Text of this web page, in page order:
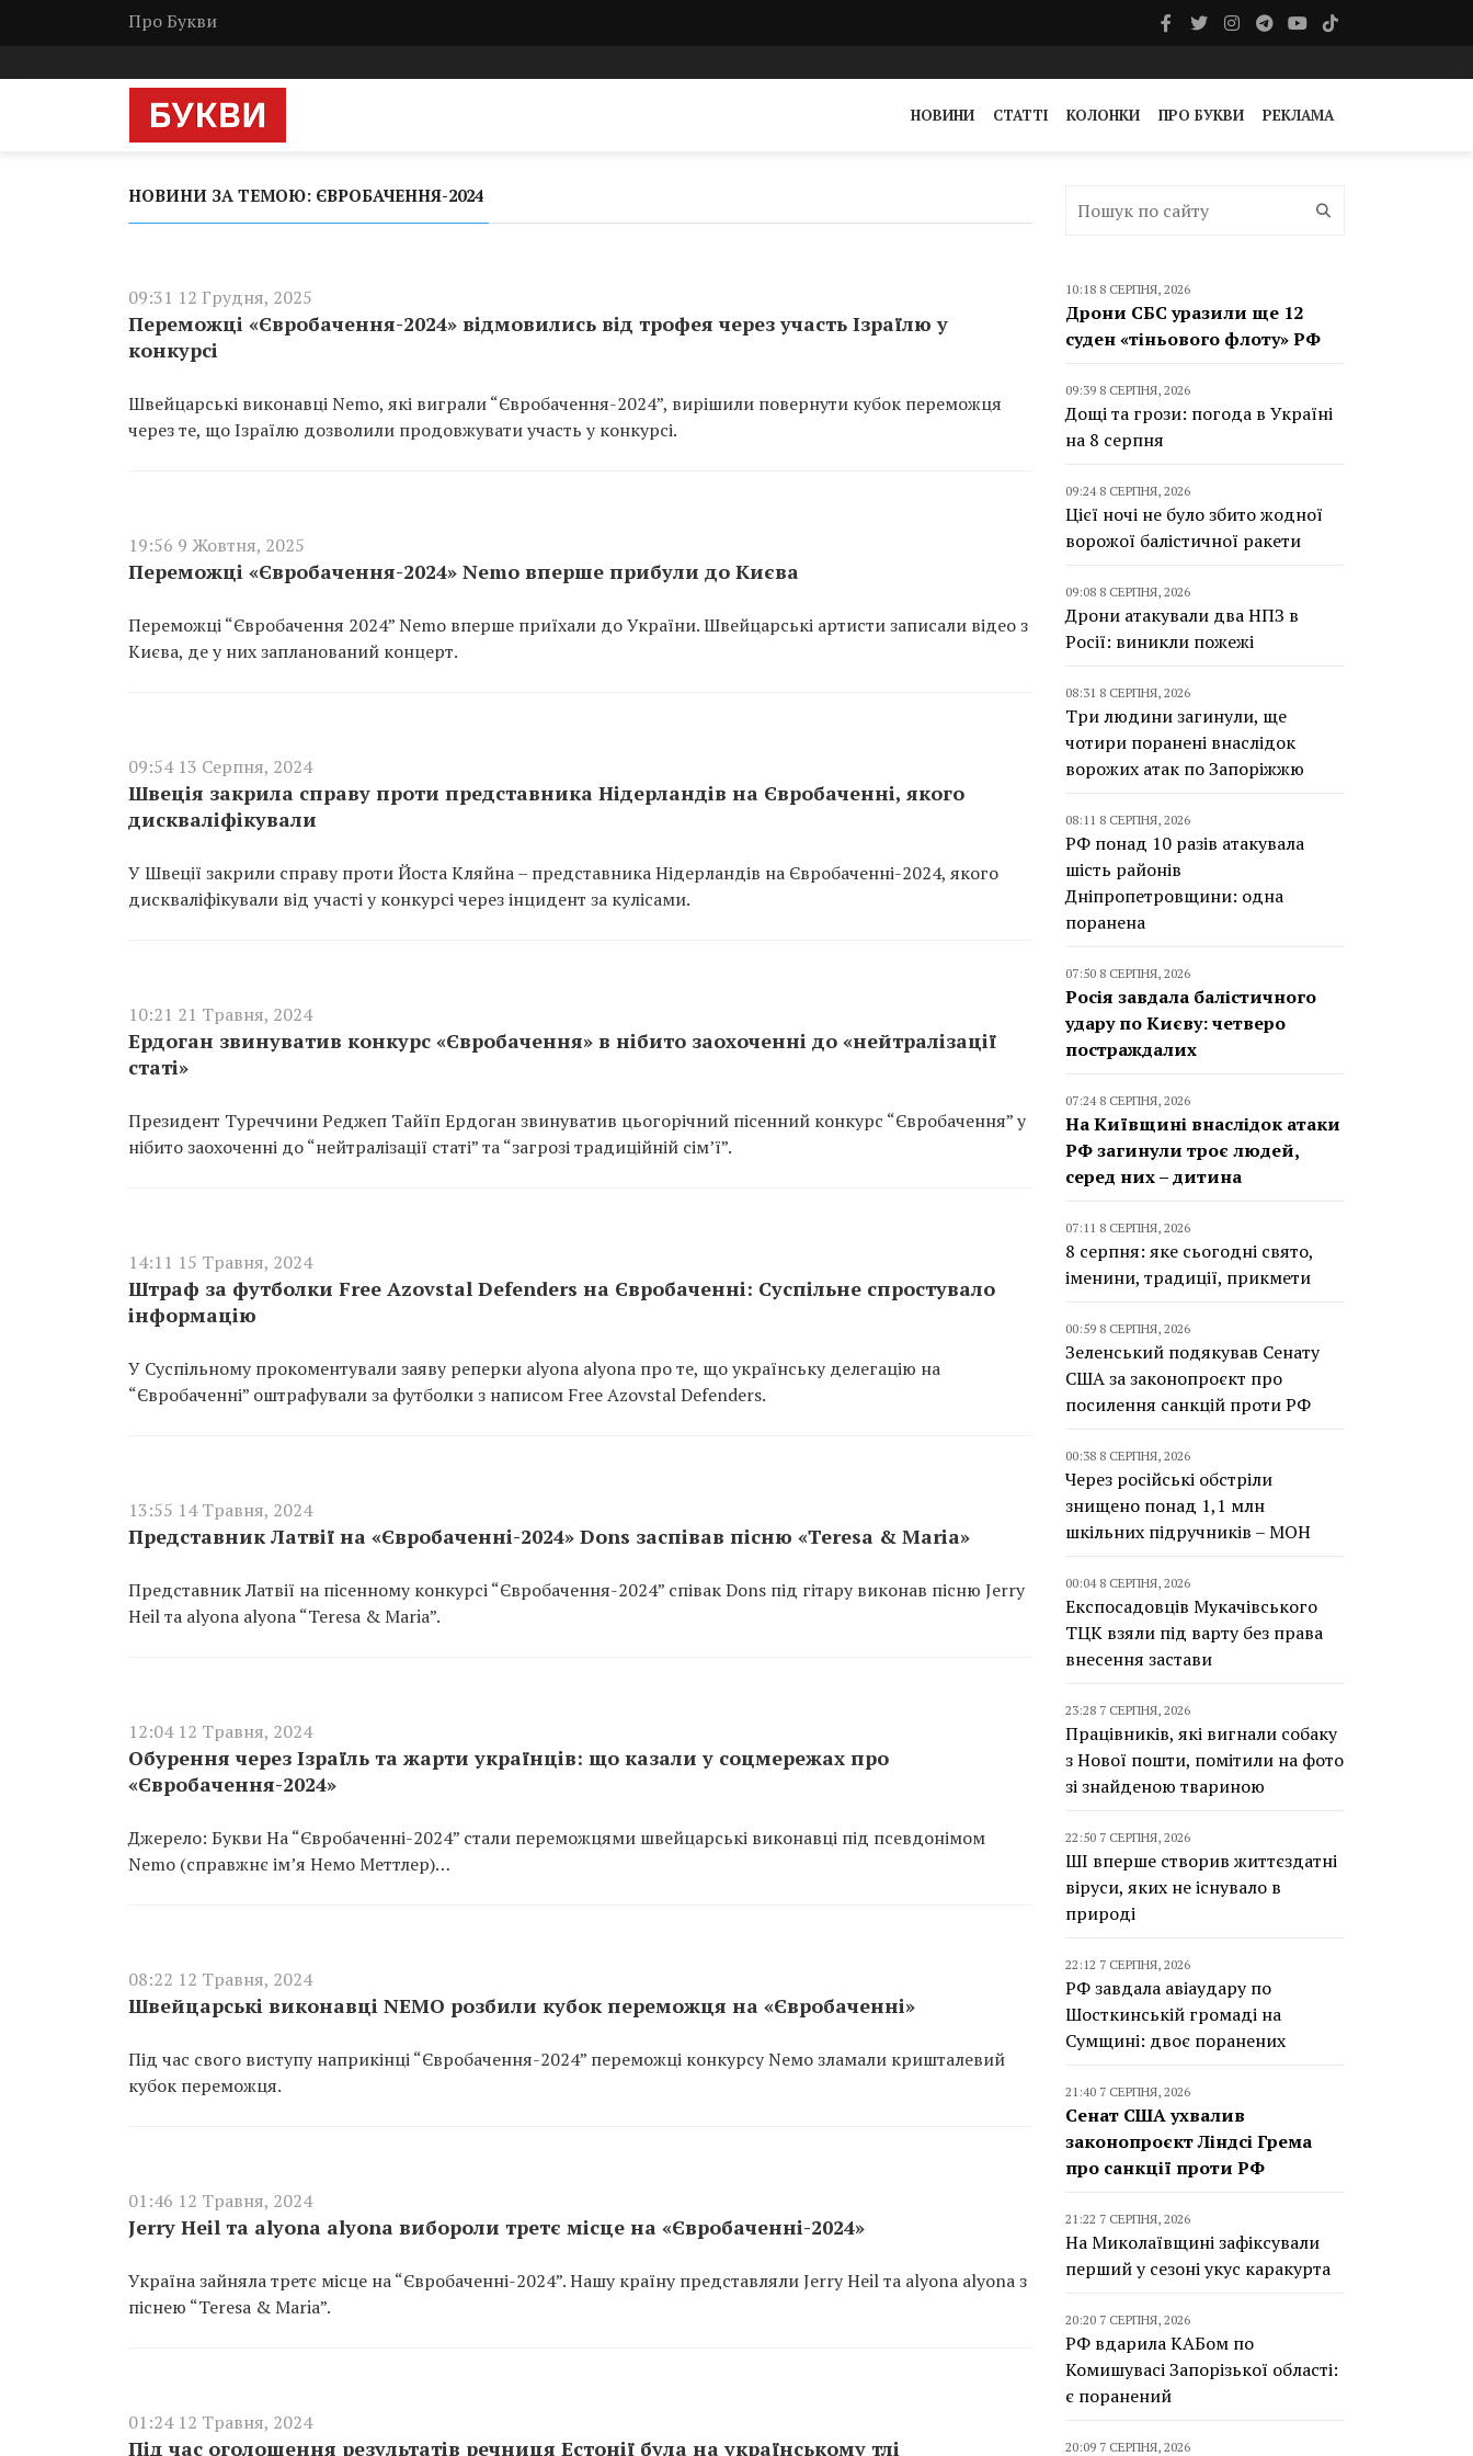
Про Букви
НОВИНИ СТАТТІ КОЛОНКИ ПРО БУКВИ РЕКЛАМА
НОВИНИ ЗА ТЕМОЮ: ЄВРОБАЧЕННЯ-2024
09:31 12 Грудня, 2025
Переможці «Євробачення-2024» відмовились від трофея через участь Ізраїлю у
конкурсі
Швейцарські виконавці Nemo, які виграли “Євробачення-2024”, вирішили повернути кубок переможця
через те, що Ізраїлю дозволили продовжувати участь у конкурсі.
19:56 9 Жовтня, 2025
Переможці «Євробачення-2024» Nemo вперше прибули до Києва
Переможці “Євробачення 2024” Nemo вперше приїхали до України. Швейцарські артисти записали відео з
Києва, де у них запланований концерт.
09:54 13 Серпня, 2024
Швеція закрила справу проти представника Нідерландів на Євробаченні, якого
дискваліфікували
У Швеції закрили справу проти Йоста Кляйна – представника Нідерландів на Євробаченні-2024, якого
дискваліфікували від участі у конкурсі через інцидент за кулісами.
10:21 21 Травня, 2024
Ердоган звинуватив конкурс «Євробачення» в нібито заохоченні до «нейтралізації
статі»
Президент Туреччини Реджеп Тайїп Ердоган звинуватив цьогорічний пісенний конкурс “Євробачення” у
нібито заохоченні до “нейтралізації статі” та “загрозі традиційній сім’ї”.
14:11 15 Травня, 2024
Штраф за футболки Free Azovstal Defenders на Євробаченні: Суспільне спростувало
інформацію
У Суспільному прокоментували заяву реперки alyona alyona про те, що українську делегацію на
“Євробаченні” оштрафували за футболки з написом Free Azovstal Defenders.
13:55 14 Травня, 2024
Представник Латвії на «Євробаченні-2024» Dons заспівав пісню «Teresa & Maria»
Представник Латвії на пісенному конкурсі “Євробачення-2024” співак Dons під гітару виконав пісню Jerry
Heil та alyona alyona “Teresa & Maria”.
12:04 12 Травня, 2024
Обурення через Ізраїль та жарти українців: що казали у соцмережах про
«Євробачення-2024»
Джерело: Букви На “Євробаченні-2024” стали переможцями швейцарські виконавці під псевдонімом
Nemo (справжнє ім’я Немо Меттлер)…
08:22 12 Травня, 2024
Швейцарські виконавці NEMO розбили кубок переможця на «Євробаченні»
Під час свого виступу наприкінці “Євробачення-2024” переможці конкурсу Nемо зламали кришталевий
кубок переможця.
01:46 12 Травня, 2024
Jerry Heil та alyona alyona вибороли третє місце на «Євробаченні-2024»
Україна зайняла третє місце на “Євробаченні-2024”. Нашу країну представляли Jerry Heil та alyona alyona з
піснею “Teresa & Maria”.
01:24 12 Травня, 2024
Під час оголошення результатів речниця Естонії була на українському тлі
10:18 8 СЕРПНЯ, 2026
Дрони СБС уразили ще 12
суден «тіньового флоту» РФ
09:39 8 СЕРПНЯ, 2026
Дощі та грози: погода в Україні
на 8 серпня
09:24 8 СЕРПНЯ, 2026
Цієї ночі не було збито жодної
ворожої балістичної ракети
09:08 8 СЕРПНЯ, 2026
Дрони атакували два НПЗ в
Росії: виникли пожежі
08:31 8 СЕРПНЯ, 2026
Три людини загинули, ще
чотири поранені внаслідок
ворожих атак по Запоріжжю
08:11 8 СЕРПНЯ, 2026
РФ понад 10 разів атакувала
шість районів
Дніпропетровщини: одна
поранена
07:50 8 СЕРПНЯ, 2026
Росія завдала балістичного
удару по Києву: четверо
постраждалих
07:24 8 СЕРПНЯ, 2026
На Київщині внаслідок атаки
РФ загинули троє людей,
серед них – дитина
07:11 8 СЕРПНЯ, 2026
8 серпня: яке сьогодні свято,
іменини, традиції, прикмети
00:59 8 СЕРПНЯ, 2026
Зеленський подякував Сенату
США за законопроєкт про
посилення санкцій проти РФ
00:38 8 СЕРПНЯ, 2026
Через російські обстріли
знищено понад 1,1 млн
шкільних підручників – МОН
00:04 8 СЕРПНЯ, 2026
Експосадовців Мукачівського
ТЦК взяли під варту без права
внесення застави
23:28 7 СЕРПНЯ, 2026
Працівників, які вигнали собаку
з Нової пошти, помітили на фото
зі знайденою твариною
22:50 7 СЕРПНЯ, 2026
ШІ вперше створив життєздатні
віруси, яких не існувало в
природі
22:12 7 СЕРПНЯ, 2026
РФ завдала авіаудару по
Шосткинській громаді на
Сумщині: двоє поранених
21:40 7 СЕРПНЯ, 2026
Сенат США ухвалив
законопроєкт Ліндсі Грема
про санкції проти РФ
21:22 7 СЕРПНЯ, 2026
На Миколаївщині зафіксували
перший у сезоні укус каракурта
20:20 7 СЕРПНЯ, 2026
РФ вдарила КАБом по
Комишувасі Запорізької області:
є поранений
20:09 7 СЕРПНЯ, 2026